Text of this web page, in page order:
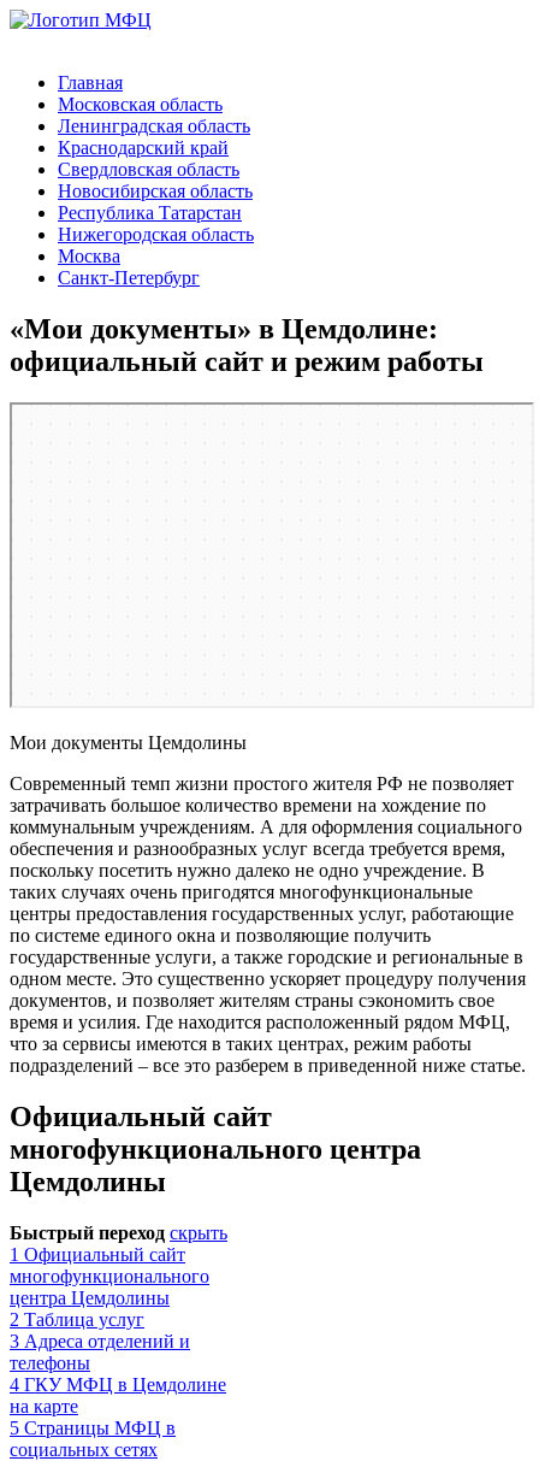
Главная
Московская область
Ленинградская область
Краснодарский край
Свердловская область
Новосибирская область
Республика Татарстан
Нижегородская область
Москва
Санкт-Петербург
«Мои документы» в Цемдолине:
официальный сайт и режим работы
Мои документы Цемдолины
Современный темп жизни простого жителя РФ не позволяет
затрачивать большое количество времени на хождение по
коммунальным учреждениям. А для оформления социального
обеспечения и разнообразных услуг всегда требуется время,
поскольку посетить нужно далеко не одно учреждение. В
таких случаях очень пригодятся многофункциональные
центры предоставления государственных услуг, работающие
по системе единого окна и позволяющие получить
государственные услуги, а также городские и региональные в
одном месте. Это существенно ускоряет процедуру получения
документов, и позволяет жителям страны сэкономить свое
время и усилия. Где находится расположенный рядом МФЦ,
что за сервисы имеются в таких центрах, режим работы
подразделений – все это разберем в приведенной ниже статье.
Официальный сайт
многофункционального центра
Цемдолины
Быстрый переход скрыть
1 Официальный сайт
многофункционального
центра Цемдолины
2 Таблица услуг
3 Адреса отделений и
телефоны
4 ГКУ МФЦ в Цемдолине
на карте
5 Страницы МФЦ в
социальных сетях